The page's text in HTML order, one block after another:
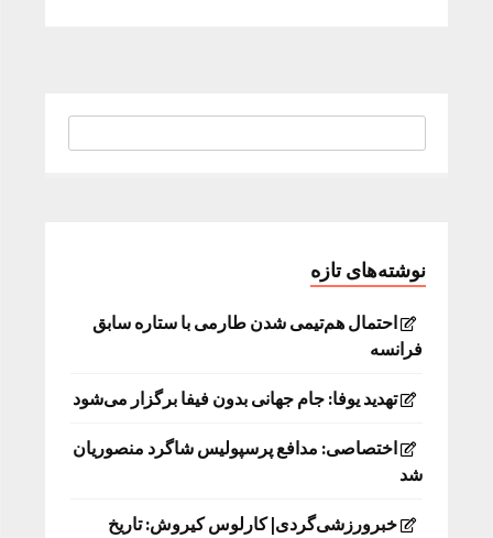
نوشته‌های تازه
احتمال هم‌تیمی شدن طارمی با ستاره سابق
فرانسه
تهدید یوفا: جام جهانی بدون فیفا برگزار می‌شود
اختصاصی: مدافع پرسپولیس شاگرد منصوریان
شد
خبرورزشی‌گردی| کارلوس کیروش: تاریخ